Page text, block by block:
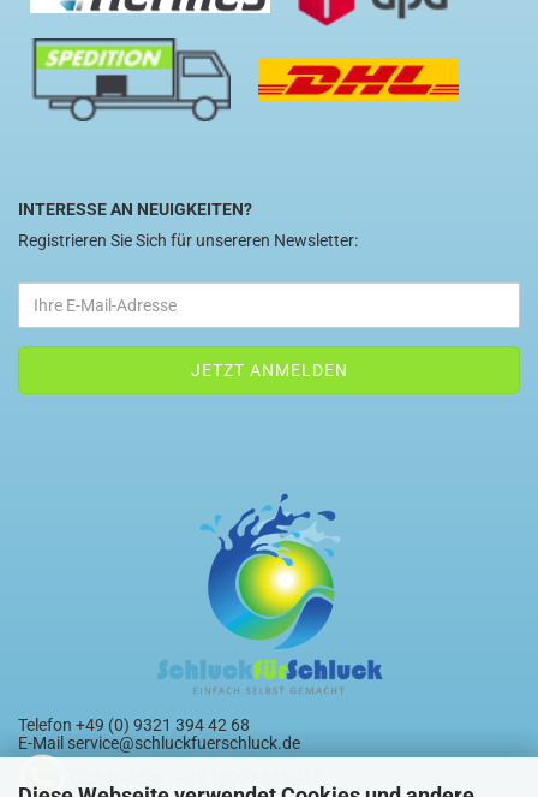
INTERESSE AN NEUIGKEITEN?
Registrieren Sie Sich für unsereren Newsletter:
Telefon +49 (0) 9321 394 42 68
E-Mailservice@schluckfuerschluck.de